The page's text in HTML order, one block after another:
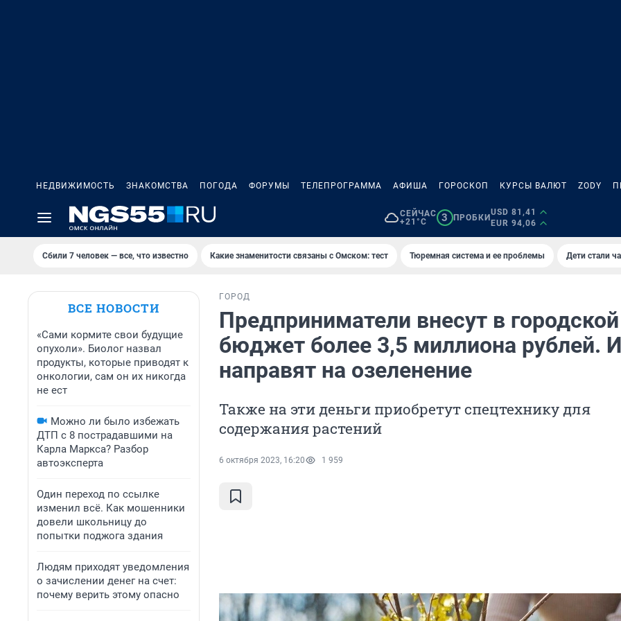
НЕДВИЖИМОСТЬ ЗНАКОМСТВА ПОГОДА ФОРУМЫ ТЕЛЕПРОГРАММА АФИША ГОРОСКОП КУРСЫ ВАЛЮТ ZODY
СЕЙЧАС
+21°C
3 ПРОБКИ
USD 81,41
EUR 94,06
Сбили 7 человек — все, что известно Какие знаменитости связаны с Омском: тест Тюремная система и ее проблемы Дети стали
ВСЕ НОВОСТИ
«Сами кормите свои будущие
опухоли». Биолог назвал
продукты, которые приводят к
онкологии, сам он их никогда
не ест
Можно ли было избежать
ДТП с 8 пострадавшими на
Карла Маркса? Разбор
автоэксперта
Один переход по ссылке
изменил всё. Как мошенники
довели школьницу до
попытки поджога здания
Людям приходят уведомления
о зачислении денег на счет:
почему верить этому опасно
ГОРОД
Предприниматели внесут в городской
бюджет более 3,5 миллиона рублей.
направят на озеленение
Также на эти деньги приобретут спецтехнику для
содержания растений
6 октября 2023, 16:20 1 959